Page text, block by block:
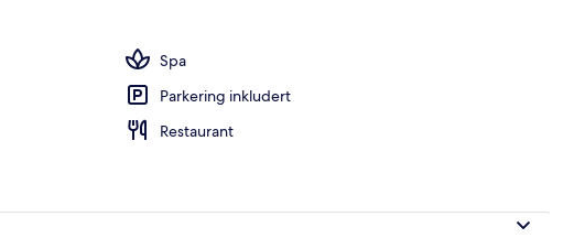
Spa
Parkering inkludert
Restaurant